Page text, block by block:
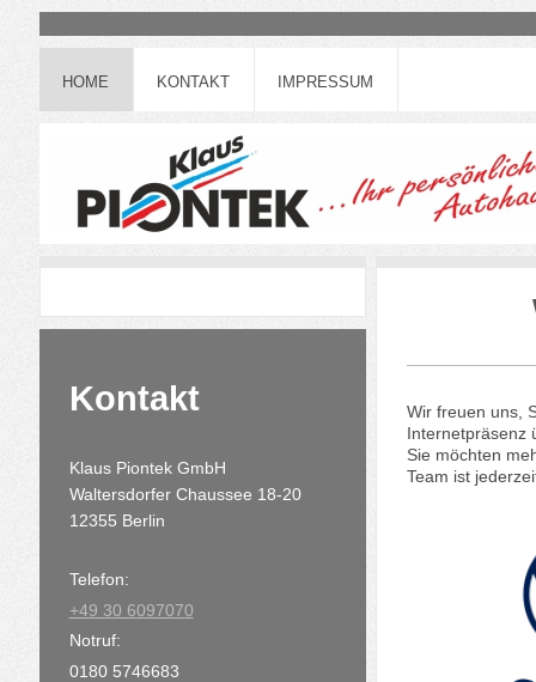
HOME KONTAKT IMPRESSUM
Wir freuen uns,
Internetpräsenz
Sie möchten
Team ist
Kontakt
Klaus Piontek GmbH
Waltersdorfer Chaussee 18-20
12355 Berlin
Telefon:
+49 30 6097070
Notruf:
0180 5746683